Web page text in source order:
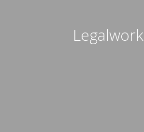
Legalwork